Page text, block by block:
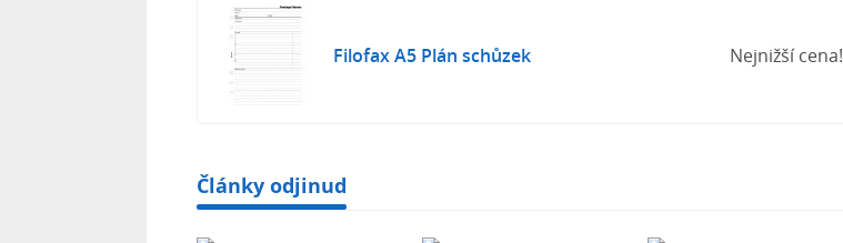
Filofax A5 Plán schůzek Nejnižší cena!
Články odjinud